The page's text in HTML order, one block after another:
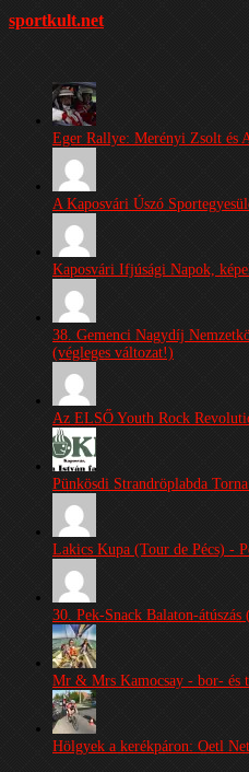
sportkult.net
Eger Rallye: Merényi Zsolt és
A Kaposvári Úszó
Kaposvári Ifjúsági Napok,
38. Gemenci Nagydíj
(végleges változat!)
Az ELSŐ Youth Rock
Pünkösdi Strandröplabda
Lakics Kupa (Tour de Pécs) -
30. Pek-Snack Balaton-átúszás
Mr & Mrs Kamocsay - bor- és
Hölgyek a kerékpáron: Oetl